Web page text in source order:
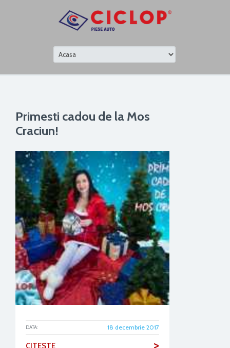
Primesti cadou de la Mos
Craciun!
DATA: 18 decembrie 2017
CITESTE >